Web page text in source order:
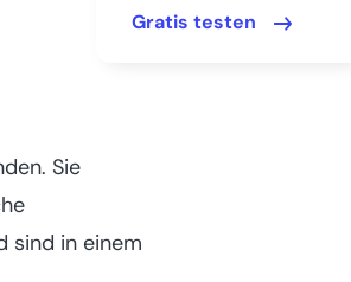
Gratis testen
Sie
sind in einem